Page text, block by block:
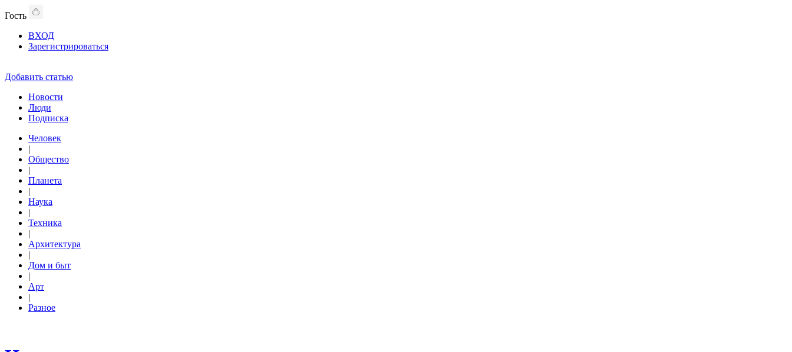
Гость
ВХОД
Зарегистрироваться
Добавить статью
Новости
Люди
Подписка
Человек
|
Общество
|
Планета
|
Наука
|
Техника
|
Архитектура
|
Дом и быт
|
Арт
|
Разное